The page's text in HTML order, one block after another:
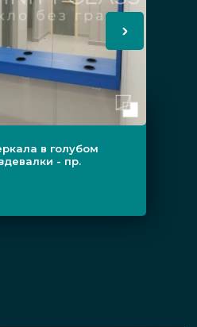
в голубом
- пр.